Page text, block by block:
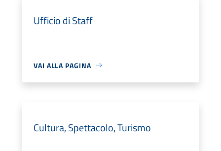
Ufficio di Staff
VAI ALLA PAGINA
Cultura, Spettacolo, Turismo